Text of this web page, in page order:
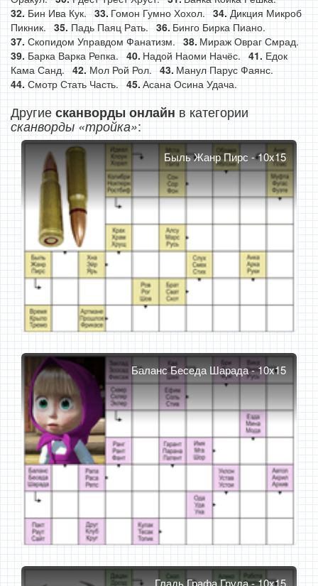
Бин Ива Кук.
Гомон Гумно Хохол.
Дикция Микроб
Пикник.
Падь Паяц Рать.
Бинго Бирка Пиано.
Скопидом Управдом Фанатизм.
Мираж Овраг Смрад.
Барка Варка Репка.
Надой Наоми Начёс.
Едок
Кама Санд.
Мол Рой Рол.
Манул Парус Фаянс.
Смотр Стать Часть.
Асана Осина Удача.
Другиесканворды онлайн в категории
сканворды «тройка»:
Быль Жанр Пирс - 10x15
Баланс Беседа Шарада - 10x15
Гладь Графа Груда - 10x15